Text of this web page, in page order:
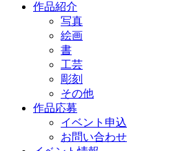
作品紹介
写真
絵画
書
工芸
彫刻
その他
作品応募
イベント申込
お問い合わせ